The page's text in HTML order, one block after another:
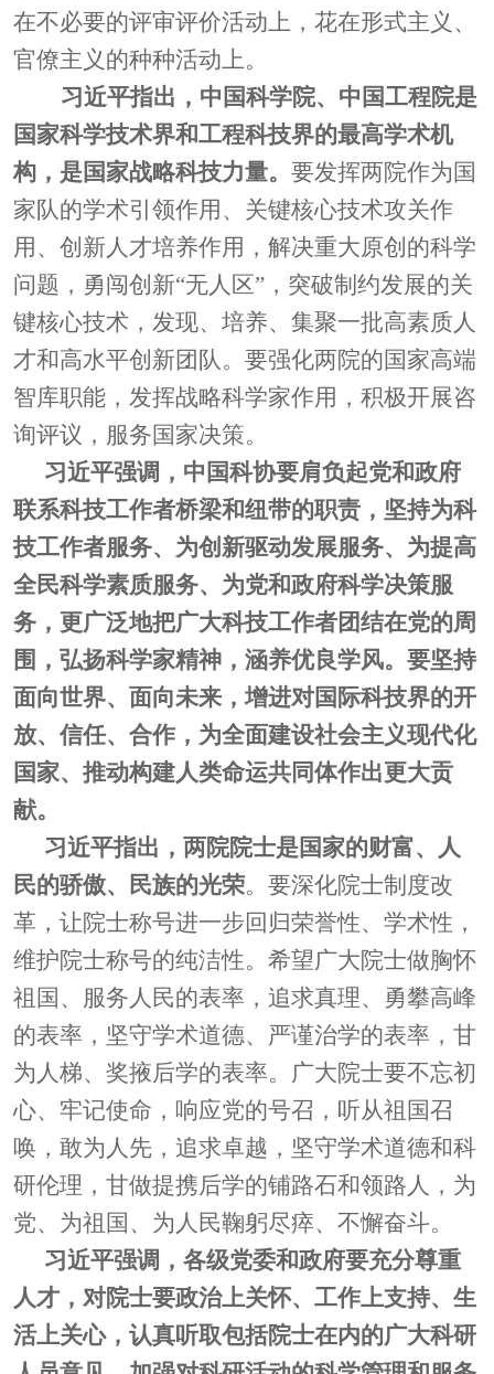
在不必要的评审评价活动上，花在形式主义、
官僚主义的种种活动上。
习近平指出，中国科学院、中国工程院是
国家科学技术界和工程科技界的最高学术机
构，是国家战略科技力量。要发挥两院作为国
家队的学术引领作用、关键核心技术攻关作
用、创新人才培养作用，解决重大原创的科学
问题，勇闯创新“无人区”，突破制约发展的关
键核心技术，发现、培养、集聚一批高素质人
才和高水平创新团队。要强化两院的国家高端
智库职能，发挥战略科学家作用，积极开展咨
询评议， 服务国家决策。
习近平强调，中国科协要肩负起党和政府
联系科技工作者桥梁和纽带的职责，坚持为科
技工作者服务、为创新驱动发展服务、为提高
全民科学素质服务、为党和政府科学决策服
务，更广泛地把广大科技工作者团结在党的周
围，弘扬科学家精神，涵养优良学风。要坚持
面向世界、面向未来，增进对国际科技界的开
放、信任、合作，为全面建设社会主义现代化
国家、推动构建人类命运共同体作出更大贡
献。
习近平指出，两院院士是国家的财富、人
民的骄傲、民族的光荣。要深化院士制度改
革，让院士称号进一步回归荣誉性、学术性，
维护院士称号的纯洁性。希望广大院士做胸怀
祖国、服务人民的表率，追求真理、勇攀高峰
的表率，坚守学术道德、严谨治学的表率，甘
为人梯、奖掖后学的表率。广大院士要不忘初
心、牢记使命，响应党的号召，听从祖国召
唤，敢为人先，追求卓越，坚守学术道德和科
研伦理，甘做提携后学的铺路石和领路人，为
党、为祖国、为人民鞠躬尽瘁、不懈奋斗。
习近平强调，各级党委和政府要充分尊重
人才，对院士要政治上关怀、工作上支持、生
活上关心，认真听取包括院士在内的广大科研